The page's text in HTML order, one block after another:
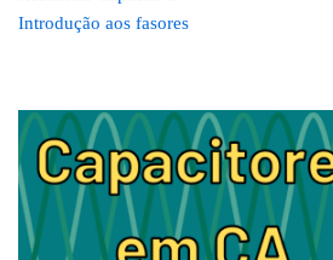
Introdução aos fasores